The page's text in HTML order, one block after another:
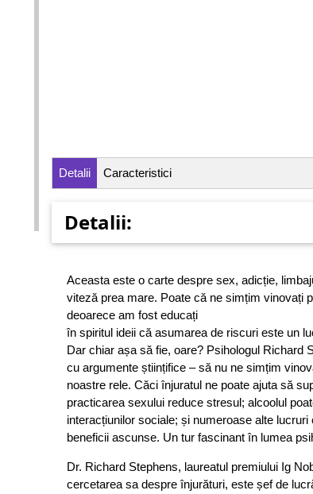
Detalii Caracteristici
Detalii:
Aceasta este o carte despre sex, adicție,
viteză prea mare. Poate că ne simțim vinovați
deoarece am fost educați
în spiritul ideii că asumarea de riscuri este un
Dar chiar așa să fie, oare? Psihologul Richard
cu argumente științifice – să nu ne simțim
noastre rele. Căci înjuratul ne poate ajuta să
practicarea sexului reduce stresul; alcoolul
interacțiunilor sociale; și numeroase alte lucruri
beneficii ascunse. Un tur fascinant în lumea
Dr. Richard Stephens, laureatul premiului Ig
cercetarea sa despre înjurături, este șef de